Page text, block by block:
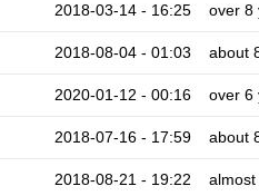
2018-03-14 - 16:25 over 8
2018-08-04 - 01:03 about
2020-01-12 - 00:16 over 6
2018-07-16 - 17:59 about
2018-08-21 - 19:22